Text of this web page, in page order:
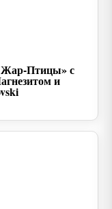
Жар-Птицы» с
и